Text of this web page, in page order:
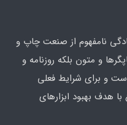
نامفهوم از صنعت چاپ و
و متون بلکه روزنامه و
و برای شرایط فعلی
با هدف بهبود ابزارهای